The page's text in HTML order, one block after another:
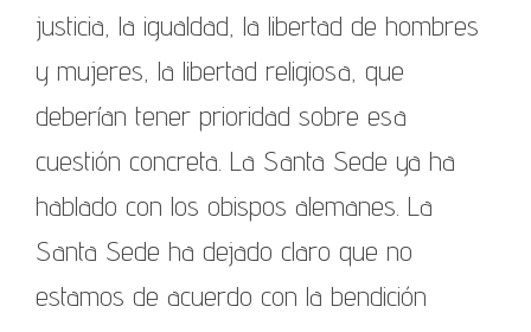
justicia, la igualdad, la libertad de hombres
y mujeres, la libertad religiosa, que
deberían tener prioridad sobre esa
cuestión concreta. La Santa Sede ya ha
hablado con los obispos alemanes. La
Santa Sede ha dejado claro que no
estamos de acuerdo con la bendición